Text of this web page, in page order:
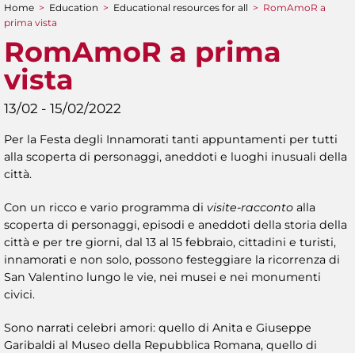
You are here
Home > Education > Educational resources for all > RomAmoR a
prima vista
RomAmoR a prima
vista
13/02 - 15/02/2022
Per la Festa degli Innamorati tanti appuntamenti per tutti
alla scoperta di personaggi, aneddoti e luoghi inusuali della
città.
Con un ricco e vario programma di visite-racconto alla
scoperta di personaggi, episodi e aneddoti della storia della
città e per tre giorni, dal 13 al 15 febbraio, cittadini e turisti,
innamorati e non solo, possono festeggiare la ricorrenza di
San Valentino lungo le vie, nei musei e nei monumenti
civici.
Sono narrati celebri amori: quello di Anita e Giuseppe
Garibaldi al Museo della Repubblica Romana, quello di